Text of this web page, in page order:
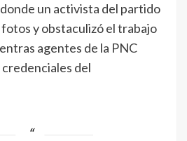
un activista del partido
y obstaculizó el trabajo
agentes de la PNC
del